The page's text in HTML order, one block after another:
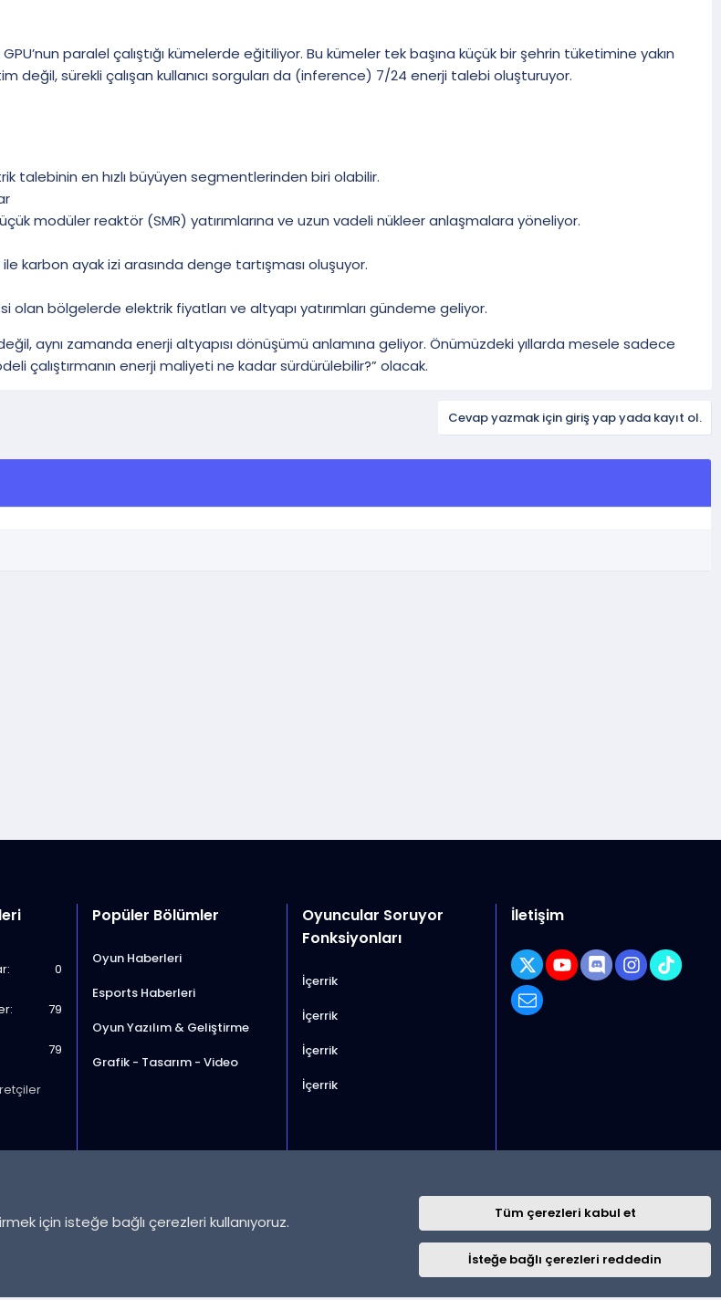
paralel çalıştığı kümelerde eğitiliyor. Bu kümeler tek başına küçük bir şehrin tüketimine yakın
değil, sürekli çalışan kullanıcı sorguları da (inference) 7/24 enerji talebi oluşturuyor.
talebinin en hızlı büyüyen segmentlerinden biri olabilir.
modüler reaktör (SMR) yatırımlarına ve uzun vadeli nükleer anlaşmalara yöneliyor.
ile karbon ayak izi arasında denge tartışması oluşuyor.
olan bölgelerde elektrik fiyatları ve altyapı yatırımları gündeme geliyor.
aynı zamanda enerji altyapısı dönüşümü anlamına geliyor. Önümüzdeki yıllarda mesele sadece
çalıştırmanın enerji maliyeti ne kadar sürdürülebilir?” olacak.
Cevap yazmak için giriş yap yada kayıt ol.
0
79
79
Popüler Bölümler
Oyun Haberleri
Esports Haberleri
Oyun Yazılım & Geliştirme
Grafik - Tasarım - Video
Oyuncular Soruyor
Fonksiyonları
İçerrik
İçerrik
İçerrik
İçerrik
İletişim
X (Twitter)
youtubeDiscordInstagram
TikTok
Bize ulaşın
Gizlilik politikası Yardım Ana sayfa
için isteğe bağlı çerezleri kullanıyoruz.
Tüm çerezleri kabul et
İsteğe bağlı çerezleri reddedin